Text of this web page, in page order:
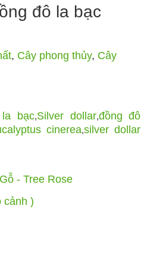
đô la bạc
, Cây phong thủy, Cây
bạc,Silver dollar,đồng đô
cinerea,silver dollar
- Tree Rose
cảnh )